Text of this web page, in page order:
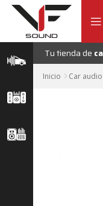
Ir
navegación
Ir
contenido
Tu tienda de
Inicio Car audio